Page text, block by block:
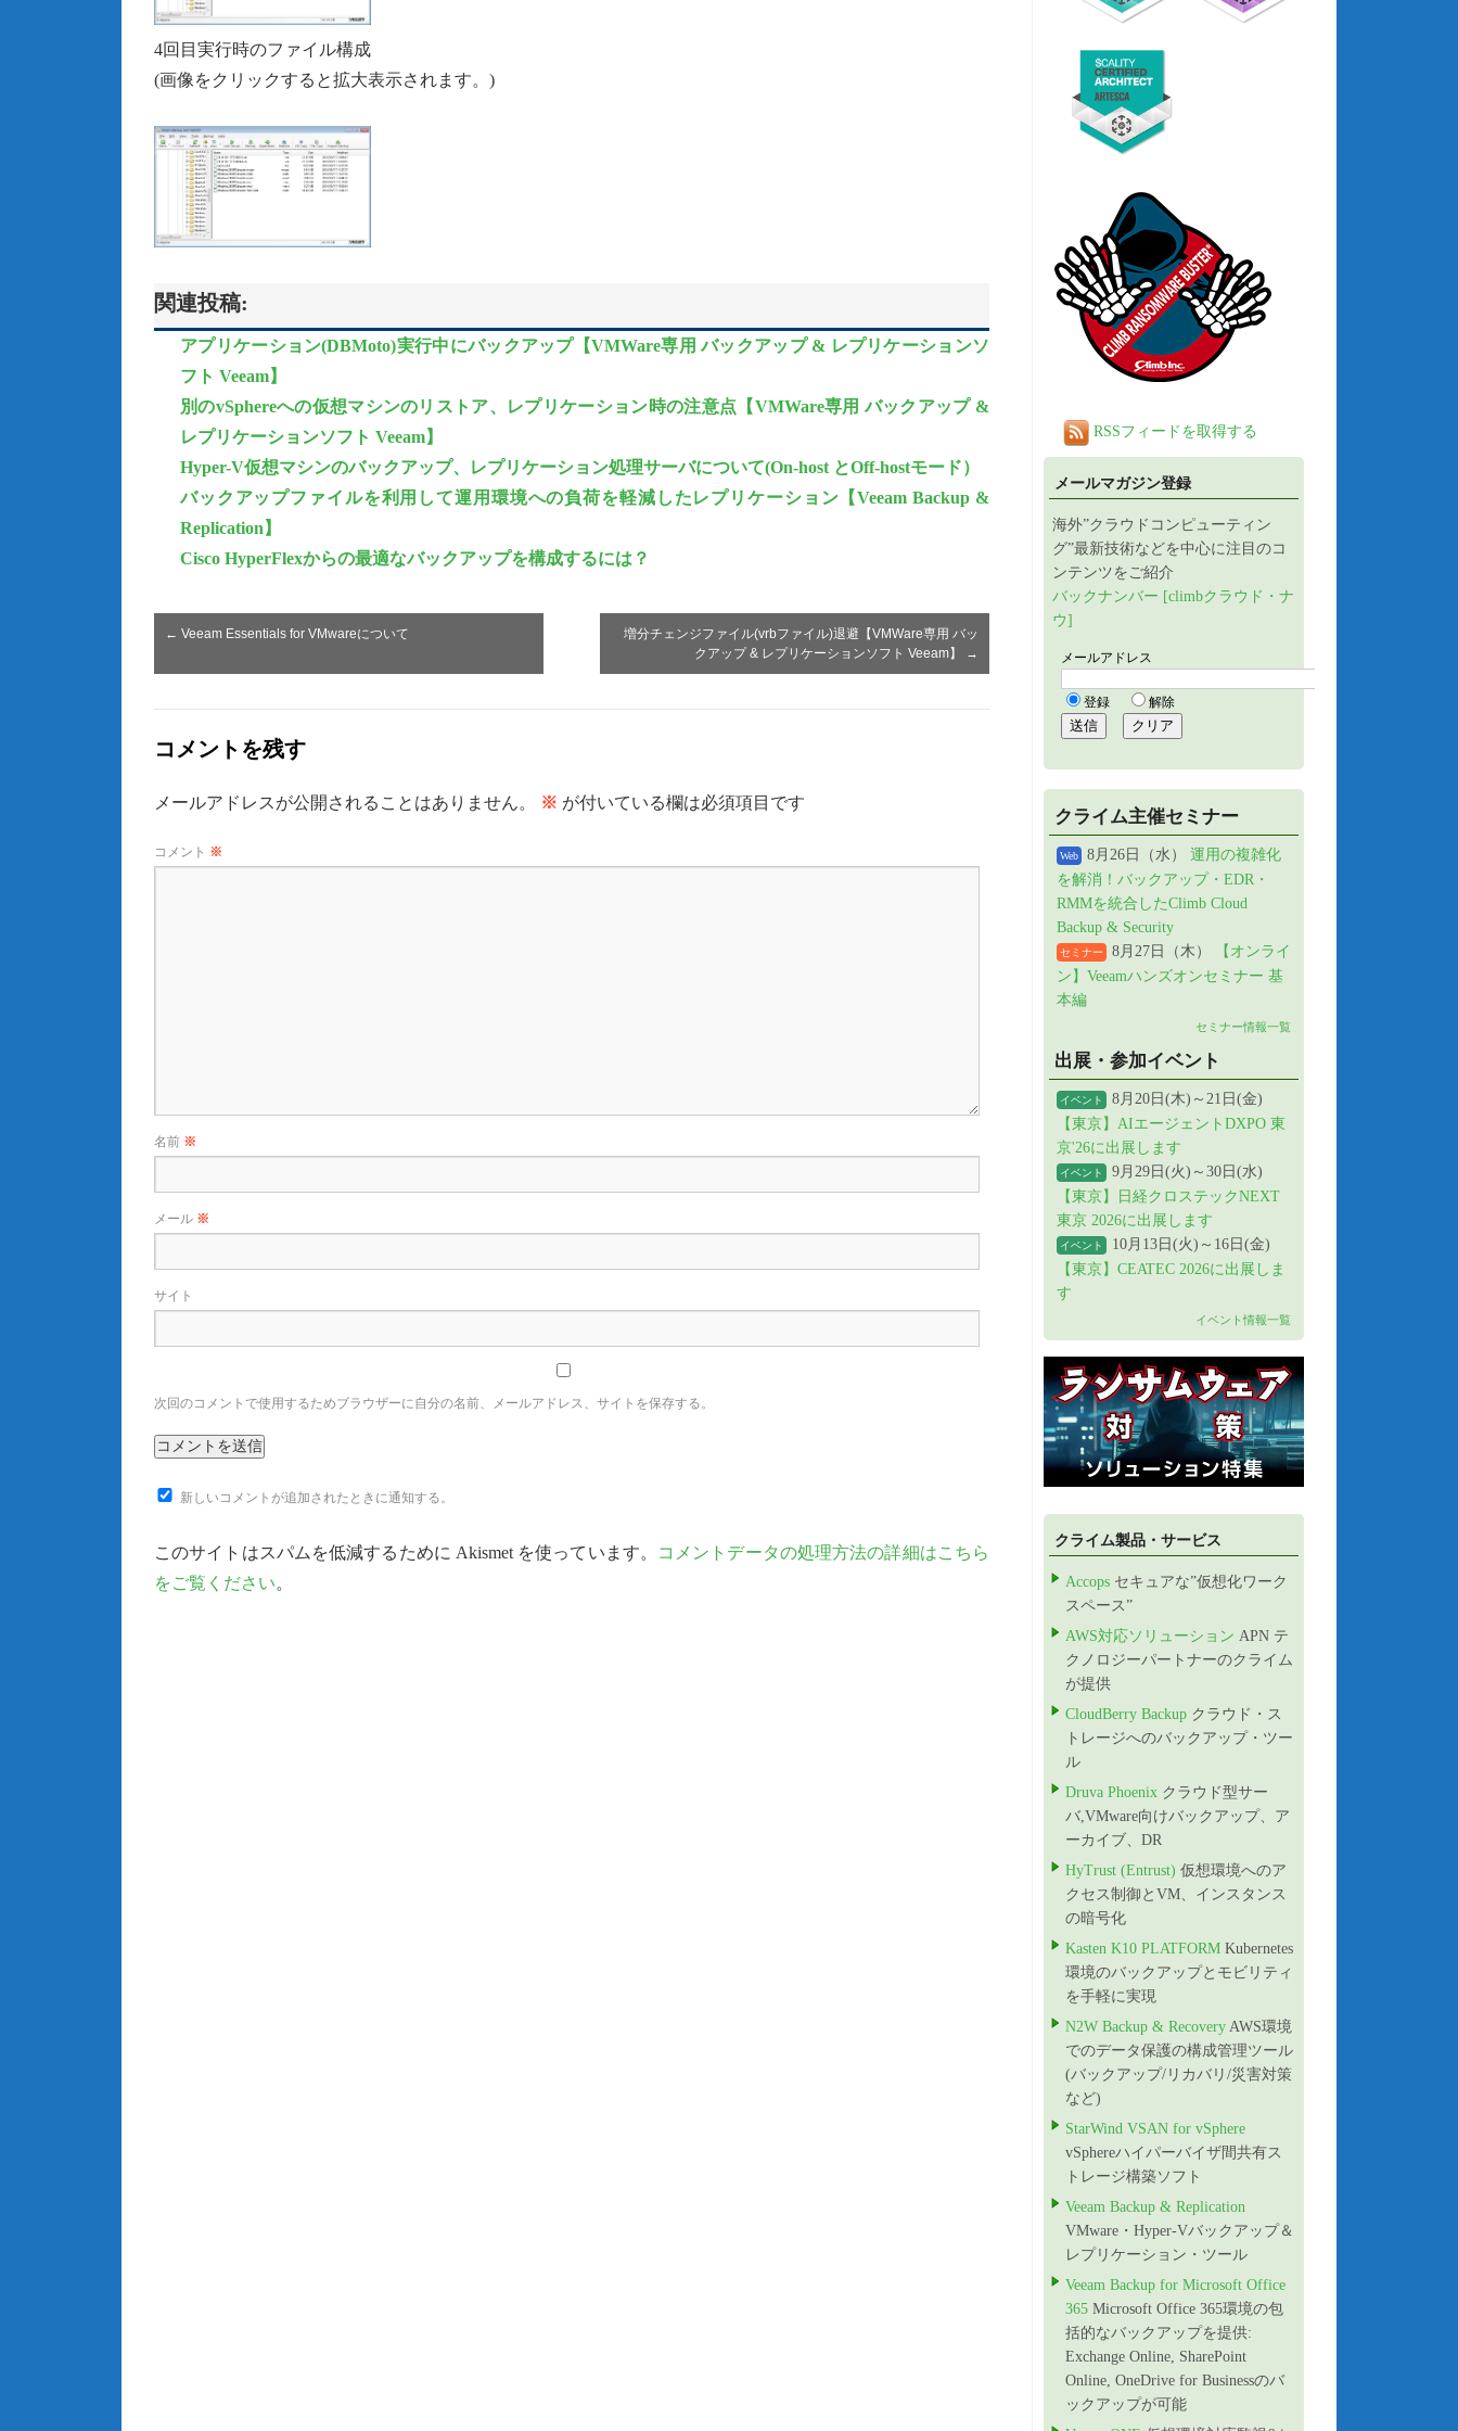
4回目実行時のファイル構成
(画像をクリックすると拡大表示されます。)
関連投稿:
アプリケーション(DBMoto)実行中にバックアップ【VMWare専用 バックアップ & レプリケーションソ
フト Veeam】
別のvSphereへの仮想マシンのリストア、レプリケーション時の注意点【VMWare専用 バックアップ &
レプリケーションソフト Veeam】
Hyper-V仮想マシンのバックアップ、レプリケーション処理サーバについて(On-host とOff-hostモード）
バックアップファイルを利用して運用環境への負荷を軽減したレプリケーション【Veeam Backup &
Replication】
Cisco HyperFlexからの最適なバックアップを構成するには？
← Veeam Essentials for VMwareについて
増分チェンジファイル(vrbファイル)退避【VMWare専用 バッ
クアップ & レプリケーションソフト Veeam】
→
コメントを残す
メールアドレスが公開されることはありません。 ※ が付いている欄は必須項目です
コメント ※
名前 ※
メール ※
サイト
次回のコメントで使用するためブラウザーに自分の名前、メールアドレス、サイトを保存する。
新しいコメントが追加されたときに通知する。
このサイトはスパムを低減するために Akismet を使っています。
コメントデータの処理方法の詳細はこちら
をご覧ください。
RSSフィードを取得する
メールマガジン登録
海外”クラウドコンピューティン
グ”最新技術などを中心に注目のコ
ンテンツをご紹介
バックナンバー [climbクラウド・ナ
ウ]
クライム主催セミナー
Web 8月26日（水） 運用の複雑化
を解消！バックアップ・EDR・
RMMを統合したClimb Cloud
Backup & Security
セミナー 8月27日（木）
【オンライ
ン】Veeamハンズオンセミナー 基
本編
セミナー情報一覧
出展・参加イベント
イベント
8月20日(木)～21日(金)
【東京】AIエージェントDXPO 東
京'26に出展します
イベント
9月29日(火)～30日(水)
【東京】日経クロステックNEXT
東京 2026に出展します
イベント
10月13日(火)～16日(金)
【東京】CEATEC 2026に出展しま
す
イベント情報一覧
クライム製品・サービス
Accops セキュアな”仮想化ワーク
スペース”
AWS対応ソリューション APN テ
クノロジーパートナーのクライム
が提供
CloudBerry Backup クラウド・ス
トレージへのバックアップ・ツー
ル
Druva Phoenix クラウド型サー
バ,VMware向けバックアップ、ア
ーカイブ、DR
HyTrust (Entrust) 仮想環境へのア
クセス制御とVM、インスタンス
の暗号化
Kasten K10 PLATFORM Kubernetes
環境のバックアップとモビリティ
を手軽に実現
N2W Backup & Recovery AWS環境
でのデータ保護の構成管理ツール
(バックアップ/リカバリ/災害対策
など)
StarWind VSAN for vSphere
vSphereハイパーバイザ間共有ス
トレージ構築ソフト
Veeam Backup & Replication
VMware・Hyper-Vバックアップ＆
レプリケーション・ツール
Veeam Backup for Microsoft Office
365 Microsoft Office 365環境の包
括的なバックアップを提供:
Exchange Online, SharePoint
Online, OneDrive for Businessのバ
ックアップが可能